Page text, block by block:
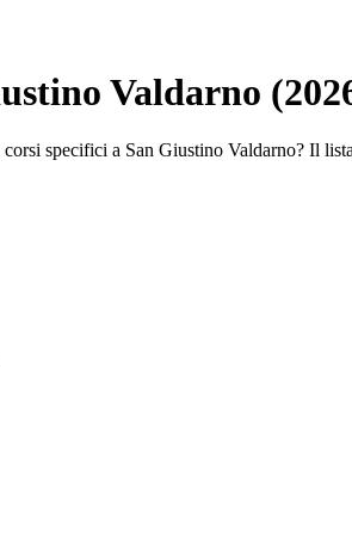
Valdarno
specifici a San Giustino Valdarno? Il